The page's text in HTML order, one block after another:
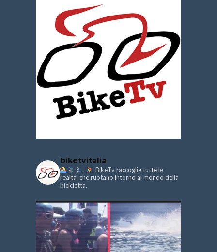
biketvitalia
.
BikeTv raccoglie tutte le
realtà’ che ruotano intorno al mondo della
bicicletta.